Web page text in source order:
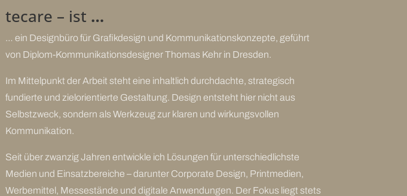
tecare – ist …
… ein Designbüro für Grafikdesign und Kommunikationskonzepte, geführt
von Diplom-Kommunikationsdesigner Thomas Kehr in Dresden.
Im Mittelpunkt der Arbeit steht eine inhaltlich durchdachte, strategisch
fundierte und zielorientierte Gestaltung. Design entsteht hier nicht aus
Selbstzweck, sondern als Werkzeug zur klaren und wirkungsvollen
Kommunikation.
Seit über zwanzig Jahren entwickle ich Lösungen für unterschiedlichste
Medien und Einsatzbereiche – darunter Corporate Design, Printmedien,
Werbemittel, Messestände und digitale Anwendungen. Der Fokus liegt stets